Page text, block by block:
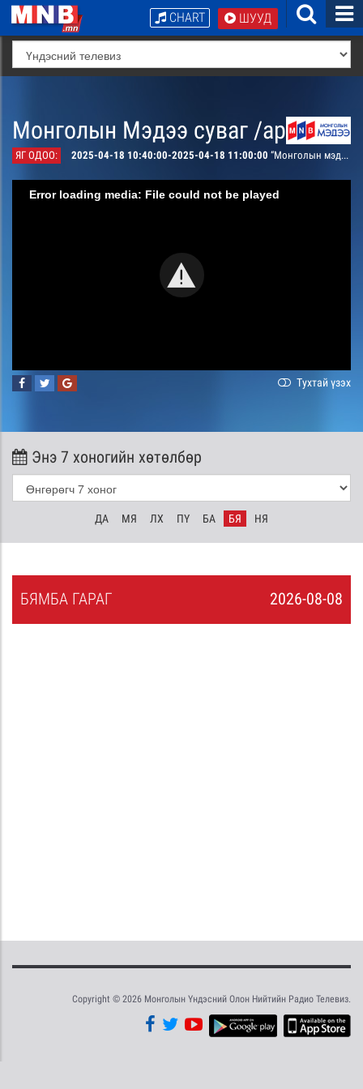
ШУУД
CHART
Монголын Мэдээ суваг /архив/
ЯГ ОДОО: 2025-04-18 10:40:00-2025-04-18 11:00:00 “Монголын мэдээ” тойм тайлбар /шууд/
Error loading media: File could not be played
Тухтай үзэх
Энэ 7 хоногийн хөтөлбөр
ДА МЯ ЛХ ПҮ БА БЯ НЯ
2026-08-08
БЯМБА ГАРАГ
Copyright © 2026 Монголын Үндэсний Олон Нийтийн Радио Телевиз.